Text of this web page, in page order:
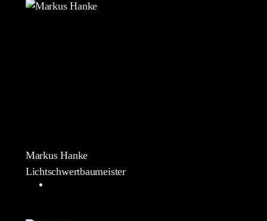
Markus Hanke
Lichtschwertbaumeister